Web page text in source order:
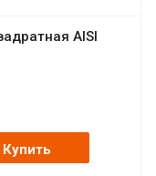
AISI
Купить